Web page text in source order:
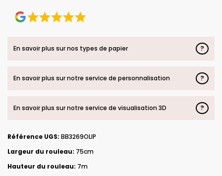
En savoir plus sur nos types de papier ?
En savoir plus sur notre service de personnalisation ?
En savoir plus sur notre service de visualisation 3D ?
Référence UGS: BB3269OLIP
Largeur du rouleau: 75cm
Hauteur du rouleau: 7m